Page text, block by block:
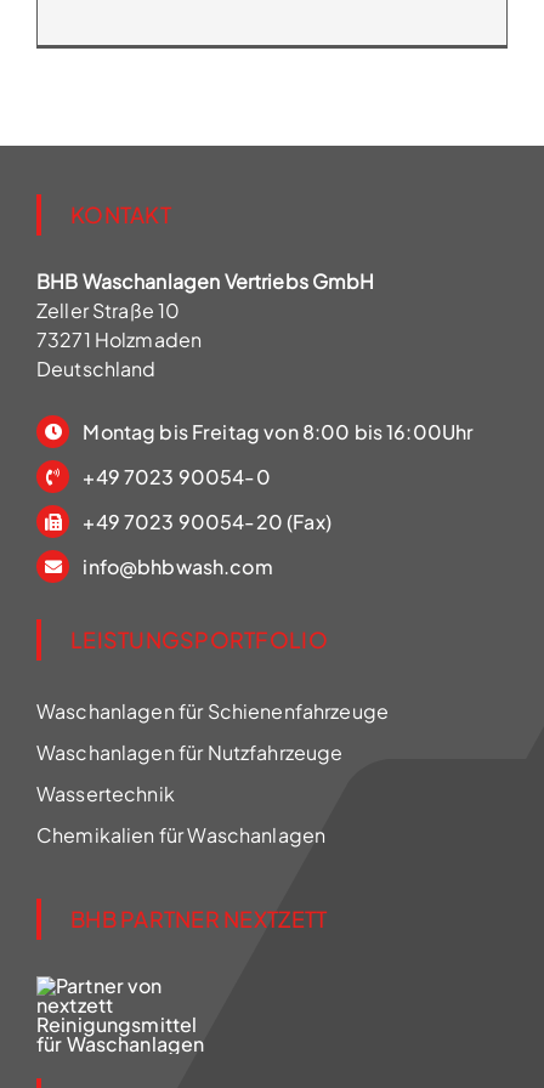
KONTAKT
BHB Waschanlagen Vertriebs GmbH
Zeller Straße 10
73271 Holzmaden
Deutschland
Montag bis Freitag von 8:00 bis 16:00Uhr
+49 7023 90054-0
+49 7023 90054-20 (Fax)
info@bhbwash.com
LEISTUNGSPORTFOLIO
Waschanlagen für Schienenfahrzeuge
Waschanlagen für Nutzfahrzeuge
Wassertechnik
Chemikalien für Waschanlagen
BHB PARTNER NEXTZETT